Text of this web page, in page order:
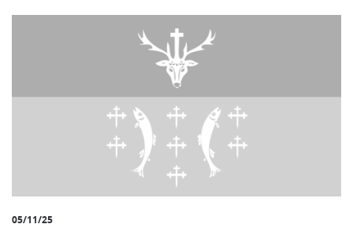
05/11/25